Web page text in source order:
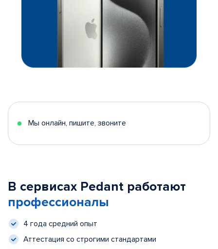
Мы онлайн, пишите, звоните
В сервисах Pedant работают
профессионалы
4 года средний опыт
Аттестация со строгими стандартами